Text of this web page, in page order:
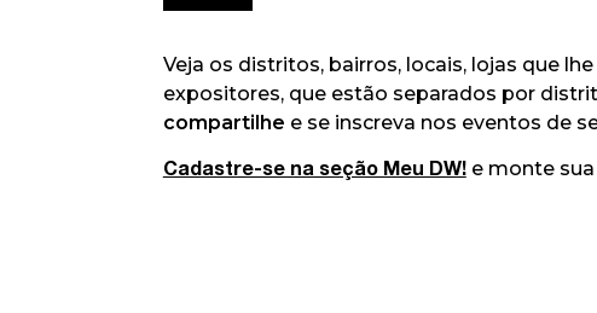
Veja os distritos, bairros, locais, lojas que
expositores, que estão separados por
compartilhe e se inscreva nos eventos de
Cadastre-se na seção Meu DW! e monte